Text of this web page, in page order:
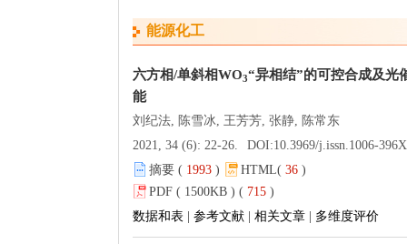
能源化工
六方相/单斜相WO3“异相结”的可控合成及光
能
刘纪法, 陈雪冰, 王芳芳, 张静, 陈常东
2021, 34 (6): 22-26.
DOI:10.3969/j.issn.1006-
摘要 ( 1993 ) HTML( 36 )
PDF ( 1500KB ) ( 715 )
数据和表
参考文献 相关文章 多维度评价